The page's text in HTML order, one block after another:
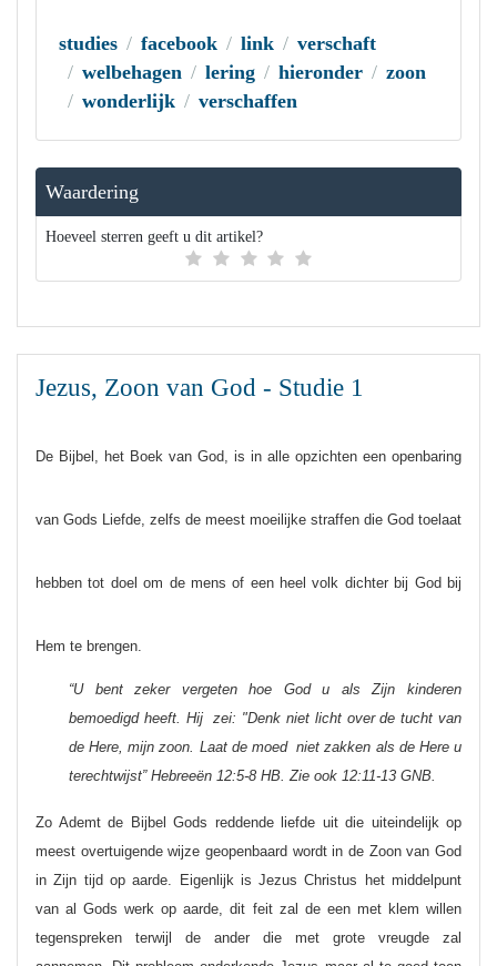
studies facebook link
verschaft
welbehagen
lering hieronder
zoon
wonderlijk
verschaffen
Waardering
Hoeveel sterren geeft u dit artikel?
Jezus, Zoon van God - Studie 1
De Bijbel, het Boek van God, is in alle opzichten een openbaring
van Gods Liefde, zelfs de meest moeilijke straffen die God toelaat
hebben tot doel om de mens of een heel volk dichter bij God bij
Hem te brengen.
“U bent zeker vergeten hoe God u als Zijn kinderen
bemoedigd heeft. Hij zei: "Denk niet licht over de tucht van
de Here, mijn zoon. Laat de moed niet zakken als de Here u
terechtwijst” Hebreeën 12:5-8 HB. Zie ook 12:11-13 GNB.
Zo Ademt de Bijbel Gods reddende liefde uit die uiteindelijk op
meest overtuigende wijze geopenbaard wordt in de Zoon van God
in Zijn tijd op aarde. Eigenlijk is Jezus Christus het middelpunt
van al Gods werk op aarde, dit feit zal de een met klem willen
tegenspreken terwijl de ander die met grote vreugde zal